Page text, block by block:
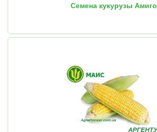
Семена кукурузы Амиго